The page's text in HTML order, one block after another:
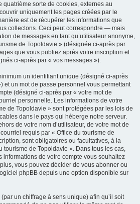
sorte de cookies, externes au
uniquement les pages créées par le
est de récupérer les informations que
collectons. Ceci peut correspondre — mais
de messages en tant qu’utilisateur anonyme,
de Topoldavie » (désignée ci-après par
que vous publiez après votre inscription et
ci-après par « vos messages »).
un identifiant unique (désigné ci-après
et un mot de passe personnel vous permettant
(désigné ci-après par « votre mot de
personnelle. Les informations de votre
de Topoldavie » sont protégées par les lois de
dans le pays qui héberge notre serveur.
de votre nom d’utilisateur, de votre mot de
requis par « Office du tourisme de
sont obligatoires ou facultatives, à la
tourisme de Topoldavie ». Dans tous les cas,
informations de votre compte vous souhaitez
vous pouvez décider de vous abonner ou
phpBB depuis une option disponible sur
un chiffrage à sens unique) afin qu’il soit